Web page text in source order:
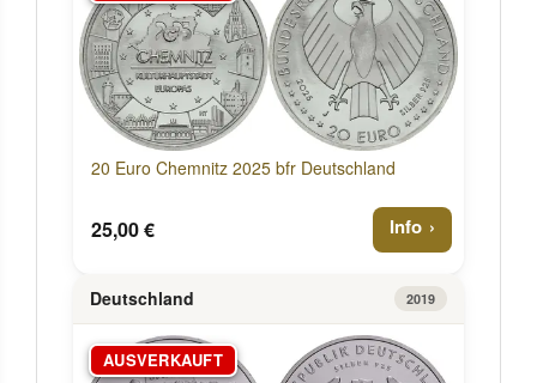
20 Euro Chemnitz 2025 bfr Deutschland
25,00 € Info
Deutschland 2019
AUSVERKAUFT